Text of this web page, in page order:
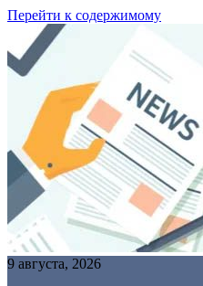
Перейти к содержимому
9 августа, 2026